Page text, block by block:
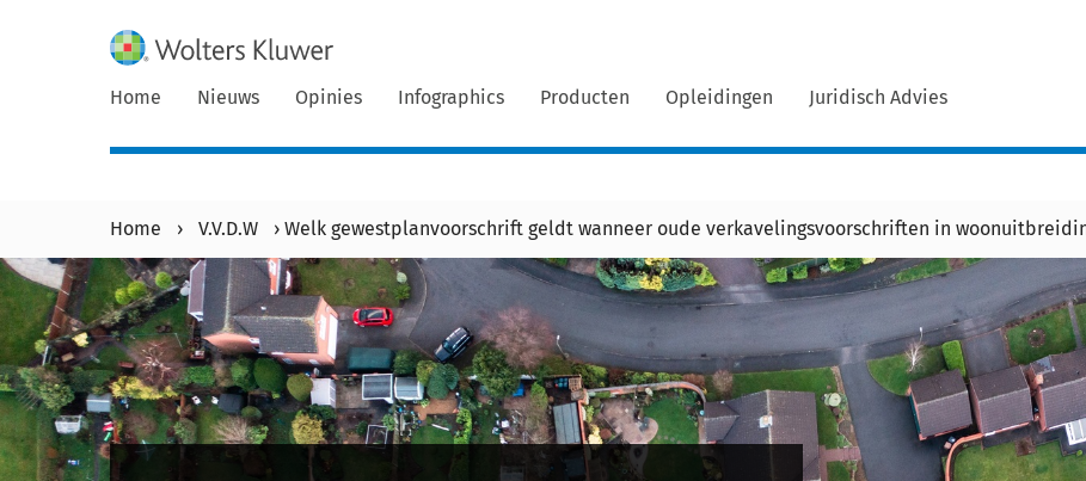
Home Nieuws Opinies Infographics Producten Opleidingen Juridisch Advies
Home › V.V.D.W › Welk gewestplanvoorschrift geldt wanneer oude verkavelingsvoorschriften in